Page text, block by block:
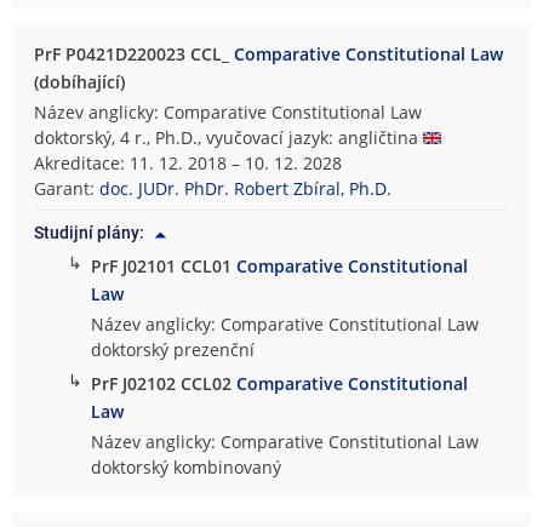
PrF P0421D220023 CCL_Comparative Constitutional Law
(dobíhající)
Název anglicky: Comparative Constitutional Law
doktorský, 4 r., Ph.D., vyučovací jazyk: angličtina
Akreditace: 11. 12. 2018 – 10. 12. 2028
Garant:doc. JUDr. PhDr. Robert Zbíral, Ph.D.
Studijní plány:
↳ PrF J02101 CCL01Comparative Constitutional
Law
Název anglicky: Comparative Constitutional Law
doktorský prezenční
↳ PrF J02102 CCL02Comparative Constitutional
Law
Název anglicky: Comparative Constitutional Law
doktorský kombinovaný